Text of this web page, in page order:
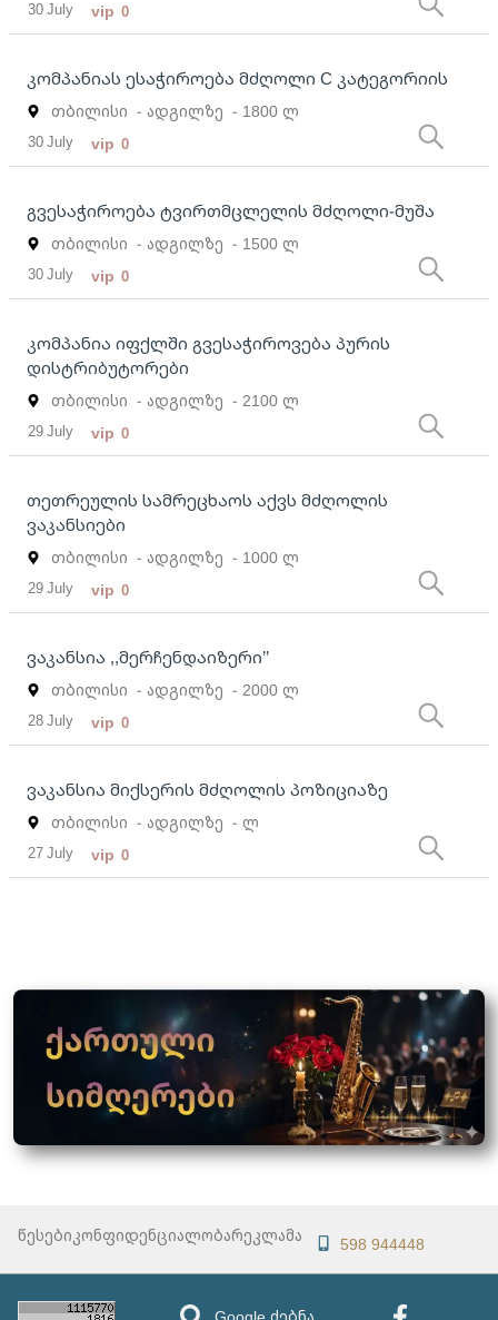
30 July vip 0
კომპანიას ესაჭიროება მძღოლი C კატეგორიის
თბილისი - ადგილზე - 1800 ლ
30 July vip 0
გვესაჭიროება ტვირთმცლელის მძღოლი-მუშა
თბილისი - ადგილზე - 1500 ლ
30 July vip 0
კომპანია იფქლში გვესაჭიროვება პურის
დისტრიბუტორები
თბილისი - ადგილზე - 2100 ლ
29 July vip 0
თეთრეულის სამრეცხაოს აქვს მძღოლის
ვაკანსიები
თბილისი - ადგილზე - 1000 ლ
29 July vip 0
ვაკანსია ,,მერჩენდაიზერი’’
თბილისი - ადგილზე - 2000 ლ
28 July vip 0
ვაკანსია მიქსერის მძღოლის პოზიციაზე
თბილისი - ადგილზე - ლ
27 July vip 0
წესებიკონფიდენციალობარეკლამა 598 944448